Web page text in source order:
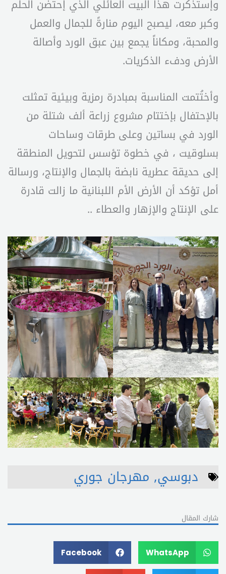
وإستذكرت هذا البيت العائلي الذي إحتضن الحلم
وكبر معه، ليصبح اليوم منارةً للجمال والعمل
والمحبة، ومكاناً يجمع بين عبق الورد وأصالة
الأرض ودفء الذكريات.
وأختُتمت المناسبة بمبادرة رمزية وبيئية تمثلت
بالإحتفال بإختتام مشروع زراعة ألف شتلة من
الورد في بساتين وعلى طرقات وساحات
بسلوقيت ، في خطوة تؤسس لتحويل المنطقة
إلى حديقة عطرية نابضة بالجمال والإنتاج، ورسالة
أمل تؤكد أن الأرض الأم اللبنانية ما زالت قادرة
على الإنتاج والإزهار والعطاء ..
دبوسي, مهرجان جوري
شارك المقال
WhatsApp
Facebook